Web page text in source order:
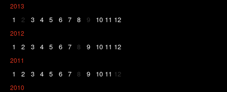
2013
1 2 3 4 5 6 7 8 9 10 11 12
2012
1 2 3 4 5 6 7 8 9 10 11 12
2011
1 2 3 4 5 6 7 8 9 10 11 12
2010